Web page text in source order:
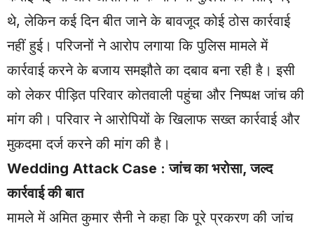
थे, लेकिन कई दिन बीत जाने के बावजूद कोई ठोस कार्रवाई
नहीं हुई। परिजनों ने आरोप लगाया कि पुलिस मामले में
कार्रवाई करने के बजाय समझौते का दबाव बना रही है। इसी
को लेकर पीड़ित परिवार कोतवाली पहुंचा और निष्पक्ष जांच की
मांग की। परिवार ने आरोपियों के खिलाफ सख्त कार्रवाई और
मुकदमा दर्ज करने की मांग की है।
Wedding Attack Case : जांच का भरोसा, जल्द
कार्रवाई की बात
मामले में अमित कुमार सैनी ने कहा कि पूरे प्रकरण की जांच